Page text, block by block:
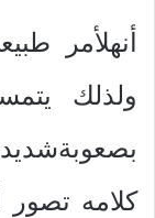
أنهلأمر
ولذلك
كلامه